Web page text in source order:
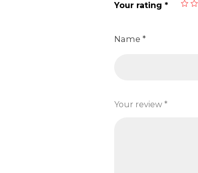
Name*
Your rating*
Your review*